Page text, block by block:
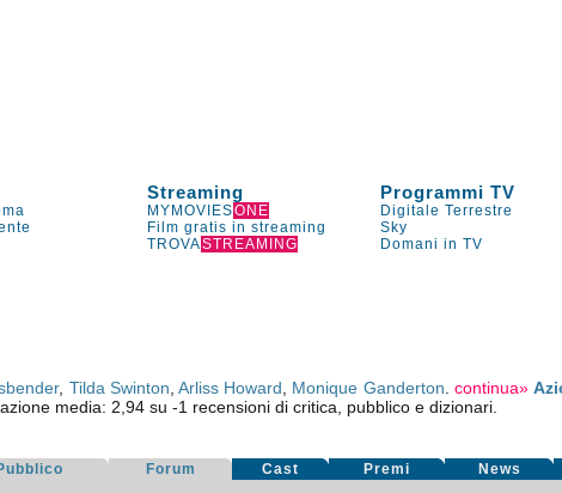
Streaming Programmi TV
MYMOVIESONE Digitale Terrestre
Film gratis in streaming Sky
TROVASTREAMING Domani in TV
, Tilda Swinton ,Arliss Howard Monique Ganderton continua»
media: 2,94 su -1 recensioni di critica, pubblico e dizionari.
Forum Cast Premi News